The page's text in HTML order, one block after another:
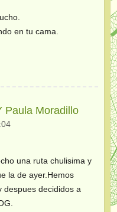
en tu cama.
Paula Moradillo
una ruta chulisima y
la de ayer.Hemos
despues decididos a